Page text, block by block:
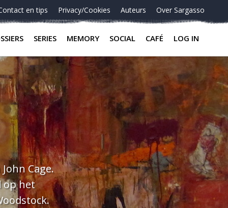
en tips Privacy/Cookies Auteurs Over Sargasso
SERIES MEMORY SOCIAL CAFÉ LOG IN
Cage.
op het